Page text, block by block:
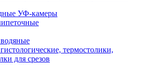
УФ-камеры
термостолики,
для срезов